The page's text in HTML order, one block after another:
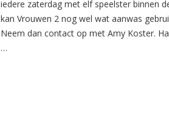
iedere zaterdag met elf speelster binnen
kan Vrouwen 2 nog wel wat aanwas
Neem dan contact op met Amy Koster.
…